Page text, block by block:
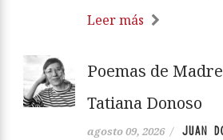
Leer más
Poemas de
Tatiana Donoso
agosto 09, 2026 / JUAN